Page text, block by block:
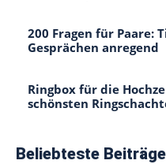
200 Fragen für Paare:
Gesprächen anregend
Ringbox für die
schönsten
Beliebteste Beiträge